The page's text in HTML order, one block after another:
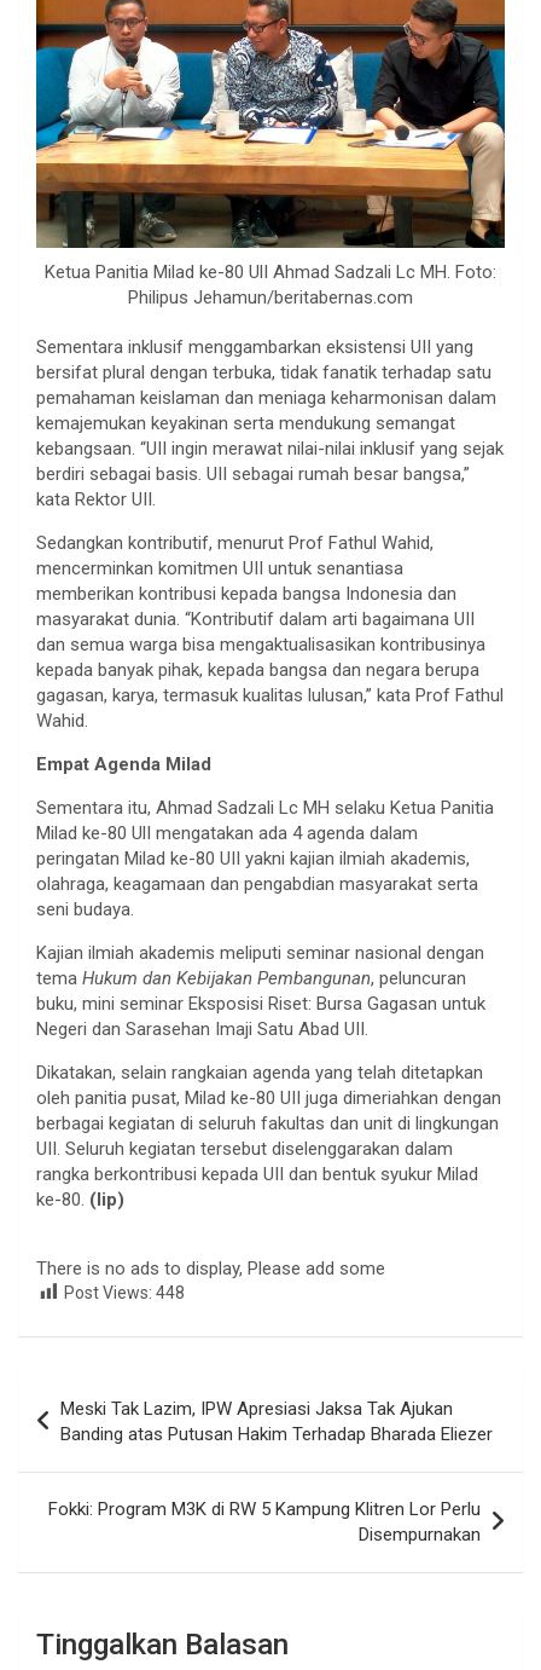
Ketua Panitia Milad ke-80 UlI Ahmad Sadzali Lc MH. Foto:
Philipus Jehamun/beritabernas.com
Sementara inklusif menggambarkan eksistensi UII yang
bersifat plural dengan terbuka, tidak fanatik terhadap satu
pemahaman keislaman dan meniaga keharmonisan dalam
kemajemukan keyakinan serta mendukung semangat
kebangsaan. “UII ingin merawat nilai-nilai inklusif yang sejak
berdiri sebagai basis. UII sebagai rumah besar bangsa,”
kata Rektor UII.
Sedangkan kontributif, menurut Prof Fathul Wahid,
mencerminkan komitmen UII untuk senantiasa
memberikan kontribusi kepada bangsa Indonesia dan
masyarakat dunia. “Kontributif dalam arti bagaimana UII
dan semua warga bisa mengaktualisasikan kontribusinya
kepada banyak pihak, kepada bangsa dan negara berupa
gagasan, karya, termasuk kualitas lulusan,” kata Prof Fathul
Wahid.
Empat Agenda Milad
Sementara itu, Ahmad Sadzali Lc MH selaku Ketua Panitia
Milad ke-80 UlI mengatakan ada 4 agenda dalam
peringatan Milad ke-80 UII yakni kajian ilmiah akademis,
olahraga, keagamaan dan pengabdian masyarakat serta
seni budaya.
Kajian ilmiah akademis meliputi seminar nasional dengan
tema Hukum dan Kebijakan Pembangunan, peluncuran
buku, mini seminar Eksposisi Riset: Bursa Gagasan untuk
Negeri dan Sarasehan Imaji Satu Abad UII.
Dikatakan, selain rangkaian agenda yang telah ditetapkan
oleh panitia pusat, Milad ke-80 UII juga dimeriahkan dengan
berbagai kegiatan di seluruh fakultas dan unit di lingkungan
UII. Seluruh kegiatan tersebut diselenggarakan dalam
rangka berkontribusi kepada UII dan bentuk syukur Milad
ke-80. (lip)
There is no ads to display, Please add some
Post Views: 448
pos
Meski Tak Lazim, IPW Apresiasi Jaksa Tak Ajukan
Banding atas Putusan Hakim Terhadap Bharada Eliezer
Fokki: Program M3K di RW 5 Kampung Klitren Lor Perlu
Disempurnakan
Tinggalkan Balasan